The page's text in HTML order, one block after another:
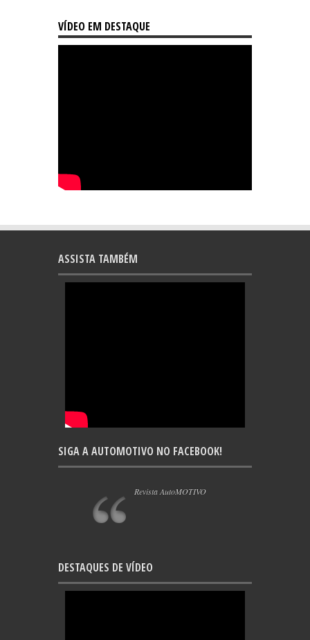
VÍDEO EM DESTAQUE
ASSISTA TAMBÉM
SIGA A AUTOMOTIVO NO FACEBOOK!
Revista AutoMOTIVO
DESTAQUES DE VÍDEO